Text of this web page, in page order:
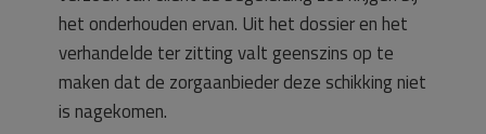
het onderhouden ervan. Uit het dossier en het
verhandelde ter zitting valt geenszins op te
maken dat de zorgaanbieder deze schikking niet
is nagekomen.